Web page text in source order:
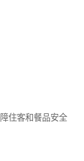
住客和餐品安全